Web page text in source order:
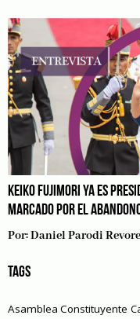
KEIKO FUJIMORI YA ES
MARCADO POR EL
Por:Daniel Parodi
TAGS
Asamblea Constituyente